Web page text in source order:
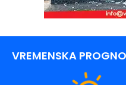
VREMENSKA